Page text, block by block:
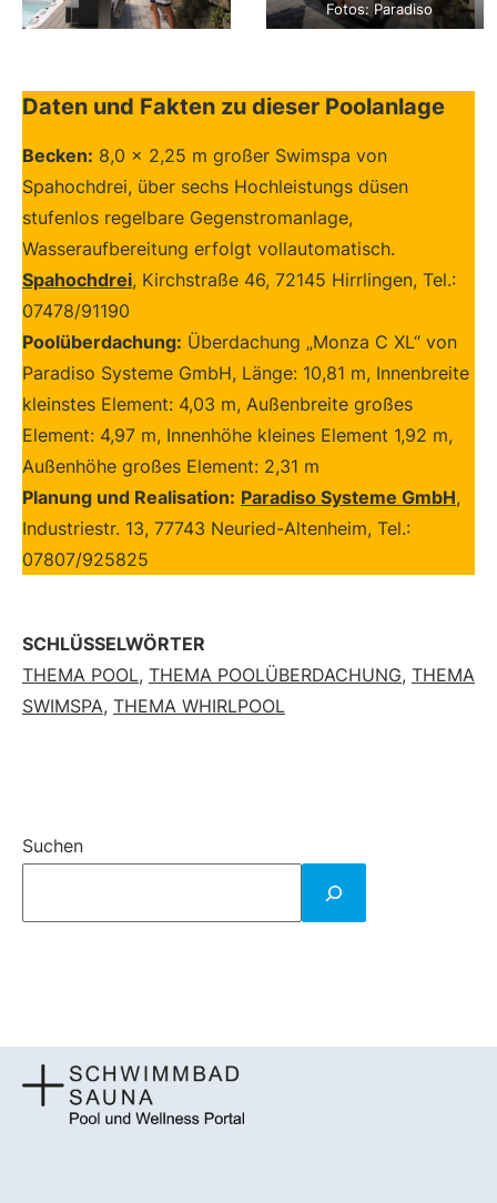
Fotos: Paradiso
Daten und Fakten zu dieser Poolanlage
Becken: 8,0 x 2,25 m großer Swimspa von
Spahochdrei, über sechs Hochleistungs düsen
stufenlos regelbare Gegenstromanlage,
Wasseraufbereitung erfolgt vollautomatisch.
Spahochdrei, Kirchstraße 46, 72145 Hirrlingen, Tel.:
07478/91190
Poolüberdachung: Überdachung „Monza C XL“ von
Paradiso Systeme GmbH, Länge: 10,81 m, Innenbreite
kleinstes Element: 4,03 m, Außenbreite großes
Element: 4,97 m, Innenhöhe kleines Element 1,92 m,
Außenhöhe großes Element: 2,31 m
Planung und Realisation: Paradiso Systeme GmbH,
Industriestr. 13, 77743 Neuried-Altenheim, Tel.:
07807/925825
SCHLÜSSELWÖRTER
THEMA POOL, THEMA POOLÜBERDACHUNG, THEMA
SWIMSPA, THEMA WHIRLPOOL
Suchen